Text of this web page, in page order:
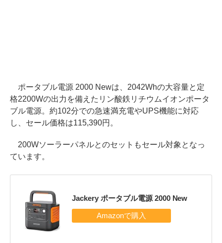
ポータブル電源 2000 Newは、2042Whの大容量と定
格2200Wの出力を備えたリン酸鉄リチウムイオンポータ
ブル電源。約102分での急速満充電やUPS機能に対応
し、セール価格は115,390円。
200Wソーラーパネルとのセットもセール対象となっ
ています。
Jackery ポータブル電源 2000 New